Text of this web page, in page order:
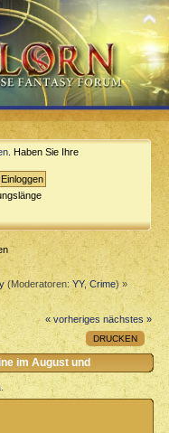
. Haben Sie Ihre
(Moderatoren:YY,Crime) »
« vorheriges nächstes »
DRUCKEN
im August und